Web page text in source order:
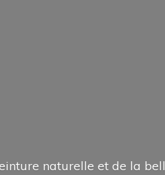
naturelle et de la